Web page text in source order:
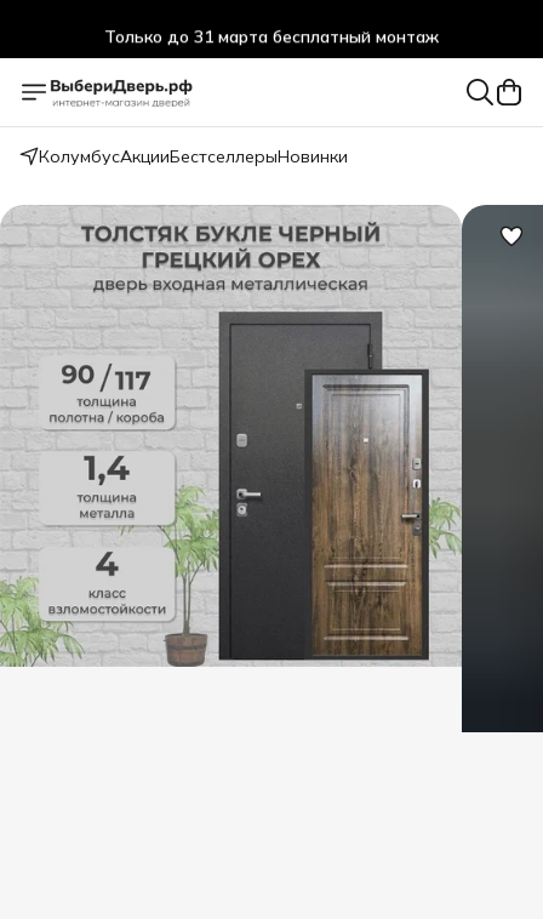
Только до 31 марта бесплатный монтаж
КолумбусАкцииБестселлерыНовинки